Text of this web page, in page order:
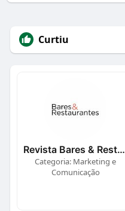
Curtiu
Revista Bares & Restaurantes
Categoria: Marketing e
Comunicação